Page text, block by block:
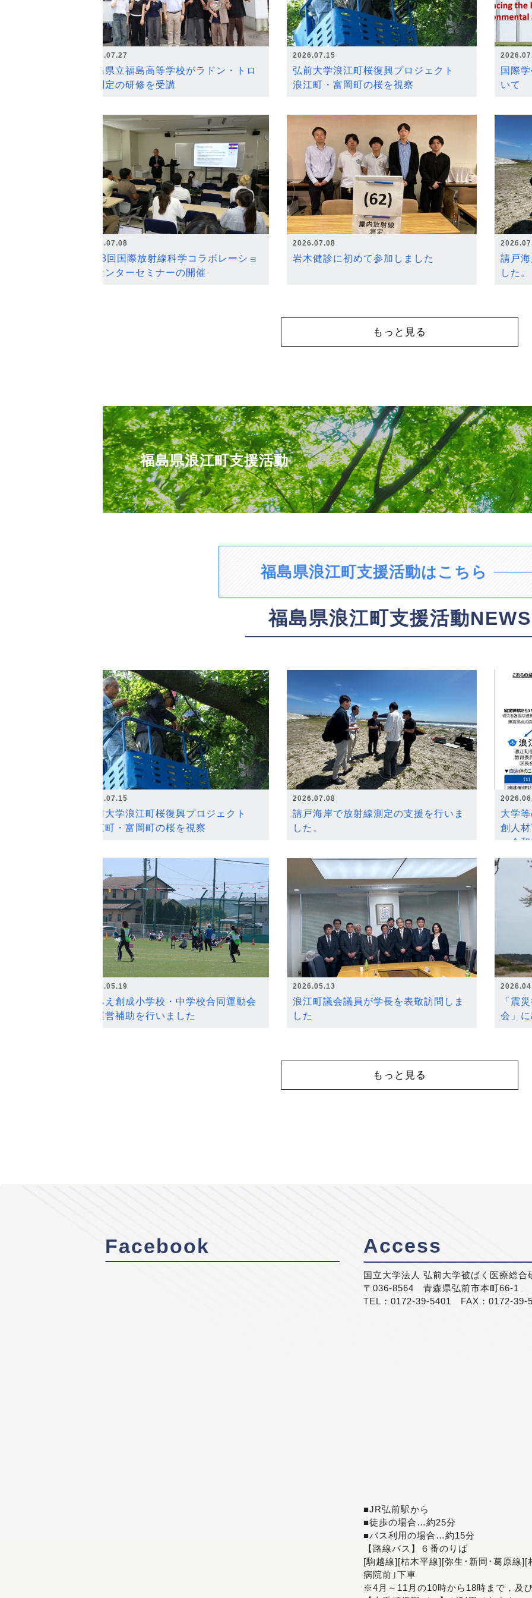
2026.07.27
福島県立福島高等学校がラドン・トロ
ン測定の研修を受講
2026.07.15
弘前大学浪江町桜復興プロジェクト
浪江町・富岡町の桜を視察
国際
いて
2026.07.08
第18回国際放射線科学コラボレーショ
ンセンターセミナーの開催
2026.07.08
岩木健診に初めて参加しました
請戸
した。
もっと見る
福島県浪江町支援活動
福島県浪江町支援活動はこちら
福島県浪江町支援活動NEWS
2026.07.15
弘前大学浪江町桜復興プロジェクト
浪江町・富岡町の桜を視察
2026.07.08
請戸海岸で放射線測定の支援を行いま
した。
大学
創人
～令
2026.05.19
なみえ創成小学校・中学校合同運動会
の運営補助を行いました
2026.05.13
浪江町議会議員が学長を表敬訪問しま
した
「震
会」
もっと見る
Facebook Access
国立大学法人 弘前大学被ばく医療総合
〒036-8564 青森県弘前市本町66-1
TEL：0172-39-5401 FAX：0172-39-
■JR弘前駅から
■徒歩の場合…約25分
■バス利用の場合…約15分
【路線バス】６番のりば
[駒越線][枯木平線][弥生･新岡･葛原線
病院前｣下車
※4月～11月の10時から18時まで，及